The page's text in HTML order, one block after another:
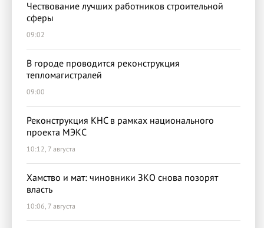
Чествование лучших работников строительной
сферы
09:02
В городе проводится реконструкция
тепломагистралей
09:00
Реконструкция КНС в рамках национального
проекта МЭКС
10:12, 7 августа
Хамство и мат: чиновники ЗКО снова позорят
власть
10:06, 7 августа